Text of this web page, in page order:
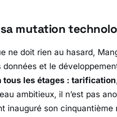
mutation
ne doit rien au hasard,
et le
tous les étages :
ambitieux, il n’est pas
inauguré son